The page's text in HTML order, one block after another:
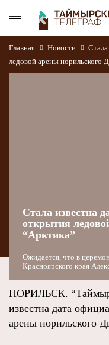
Главная Новости
ледовой арены норильского
Стала известна
открытия
“Арктика”
Ожидается, что в
Красноярского края
НОРИЛЬСК.
известна дата
арены норильского